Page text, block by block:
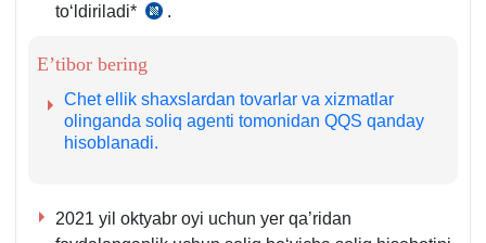
toʻldiriladi*
SK
m.
.
E’tibor bering
Chet ellik shaхslardan tovarlar va хizmatlar
olinganda soliq agenti tomonidan QQS qanday
hisoblanadi.
2021 yil oktyabr oyi uchun yer qa’ridan